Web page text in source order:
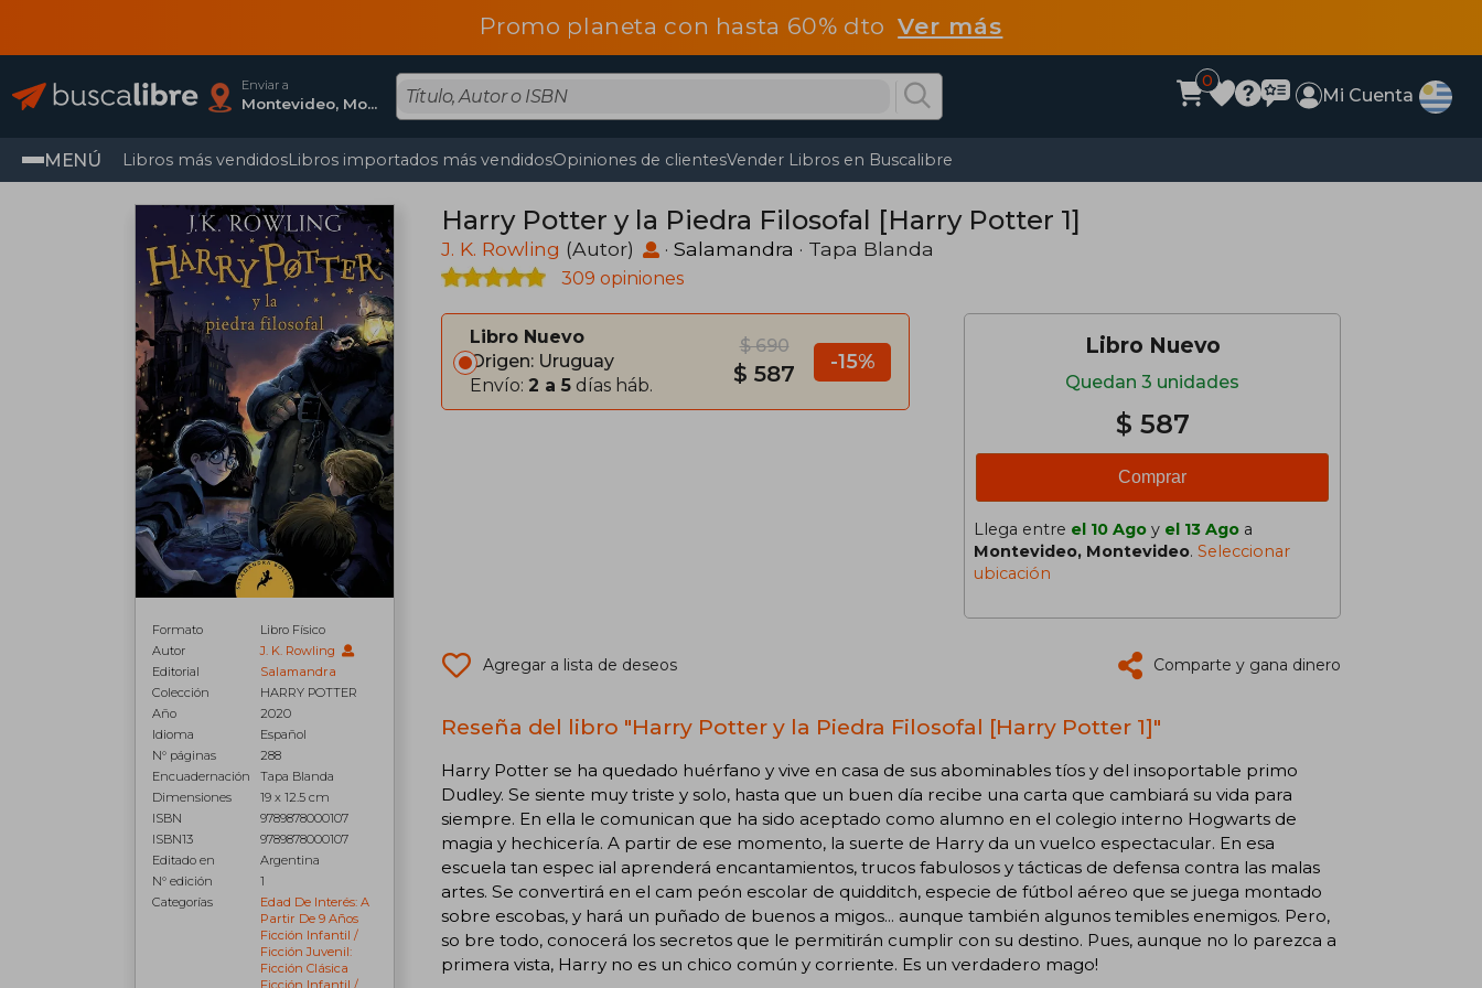
Promo planeta con hasta 60% dtoVer más
Enviar a
Montevideo, Montevideo
0
Mi Cuenta
MENÚ Libros más vendidosLibros importados más vendidosOpiniones de clientesVender Libros en Buscalibre
Formato
Libro Físico
Autor
J. K. Rowling
Editorial
Salamandra
Colección
HARRY POTTER
Año
2020
Idioma
Español
N° páginas
288
Encuadernación
Tapa Blanda
Dimensiones
19 x 12.5 cm
ISBN
9789878000107
ISBN13
9789878000107
Editado en
Argentina
N° edición
1
Categorías
Edad De Interés: A
Partir De 9 Años
Ficción Infantil /
Ficción Juvenil:
Ficción Clásica
Ficción Infantil /
Harry Potter y la Piedra Filosofal [Harry Potter 1]
J. K. Rowling (Autor) · Salamandra · Tapa Blanda
309 opiniones
Libro Nuevo
Origen: Uruguay
Envío: 2 a 5 días háb.
$ 690
$ 587 -15%
Libro Nuevo
Quedan 3 unidades
$ 587
Comprar
Llega entre el 10 Ago y el 13 Ago a
Montevideo, Montevideo. Seleccionar
ubicación
Agregar a lista de deseos Comparte y gana dinero
Reseña del libro "Harry Potter y la Piedra Filosofal [Harry Potter 1]"
Harry Potter se ha quedado huérfano y vive en casa de sus abominables tíos y del insoportable primo
Dudley. Se siente muy triste y solo, hasta que un buen día recibe una carta que cambiará su vida para
siempre. En ella le comunican que ha sido aceptado como alumno en el colegio interno Hogwarts de
magia y hechicería. A partir de ese momento, la suerte de Harry da un vuelco espectacular. En esa
escuela tan espec ial aprenderá encantamientos, trucos fabulosos y tácticas de defensa contra las malas
artes. Se convertirá en el cam peón escolar de quidditch, especie de fútbol aéreo que se juega montado
sobre escobas, y hará un puñado de buenos a migos... aunque también algunos temibles enemigos. Pero,
so bre todo, conocerá los secretos que le permitirán cumplir con su destino. Pues, aunque no lo parezca a
primera vista, Harry no es un chico común y corriente. Es un verdadero mago!